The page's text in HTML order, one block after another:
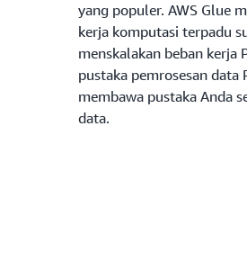
yang populer. AWS Glue
kerja komputasi terpadu
menskalakan beban kerja
pustaka pemrosesan
membawa pustaka Anda
data.